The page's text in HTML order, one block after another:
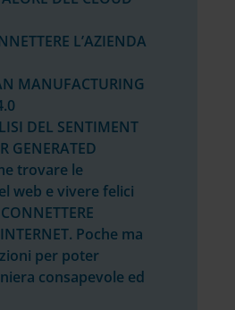
L’AZIENDA
MANUFACTURING
DEL SENTIMENT
GENERATED
trovare le
web e vivere felici
Poche ma
per poter
consapevole ed